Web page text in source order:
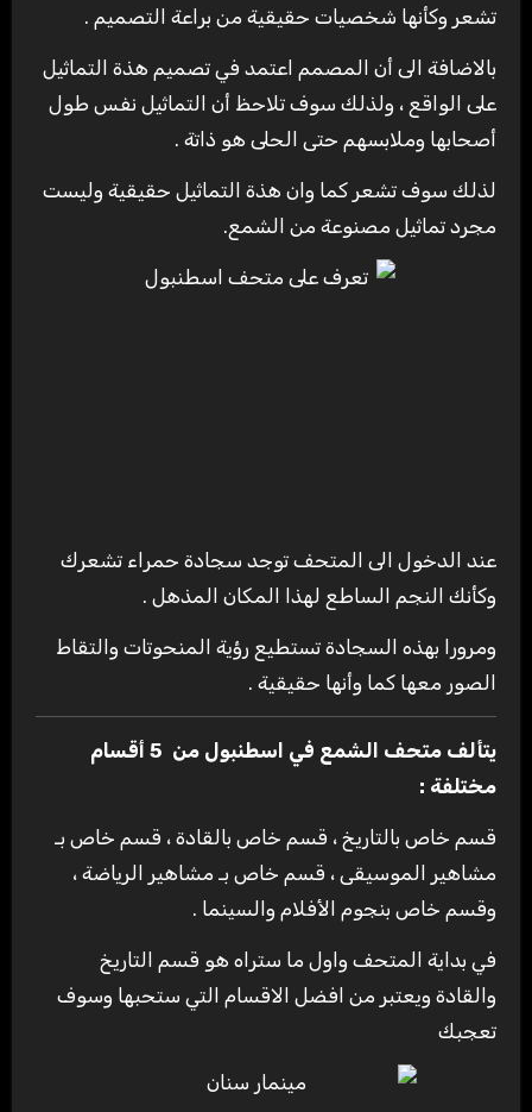
تشعر وكأنها شخصيات حقيقية من براعة التصميم .
بالاضافة الى أن المصمم اعتمد في تصميم هذة التماثيل
على الواقع ، ولذلك سوف تلاحظ أن التماثيل نفس طول
أصحابها وملابسهم حتى الحلى هو ذاتة .
لذلك سوف تشعر كما وان هذة التماثيل حقيقية وليست
مجرد تماثيل مصنوعة من الشمع.
عند الدخول الى المتحف توجد سجادة حمراء تشعرك
وكأنك النجم الساطع لهذا المكان المذهل .
ومرورا بهذه السجادة تستطيع رؤية المنحوتات والتقاط
الصور معها كما وأنها حقيقية .
يتألف متحف الشمع في اسطنبول من 5 أقسام
مختلفة :
قسم خاص بالتاريخ ، قسم خاص بالقادة ، قسم خاص بـ
مشاهير الموسيقى ، قسم خاص بـ مشاهير الرياضة ،
وقسم خاص بنجوم الأفلام والسينما .
في بداية المتحف واول ما ستراه هو قسم التاريخ
والقادة ويعتبر من افضل الاقسام التي ستحبها وسوف
تعجبك